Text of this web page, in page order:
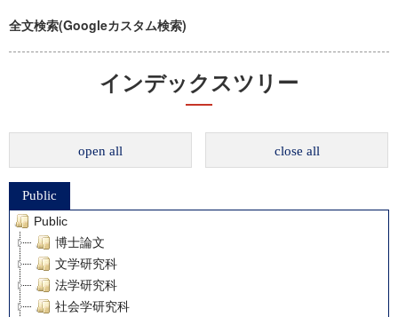
全文検索(Googleカスタム検索)
インデックスツリー
open all close all
Public
Public
博士論文
文学研究科
法学研究科
社会学研究科